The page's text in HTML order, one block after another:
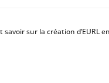
savoir sur la création d’EURL